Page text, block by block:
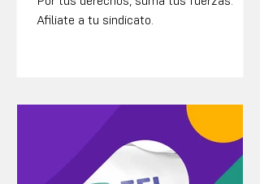
Afiliate a tu sindicato.